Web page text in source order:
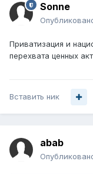
Sonne
Приватизация и
перехвата ценных
Вставить ник
abab